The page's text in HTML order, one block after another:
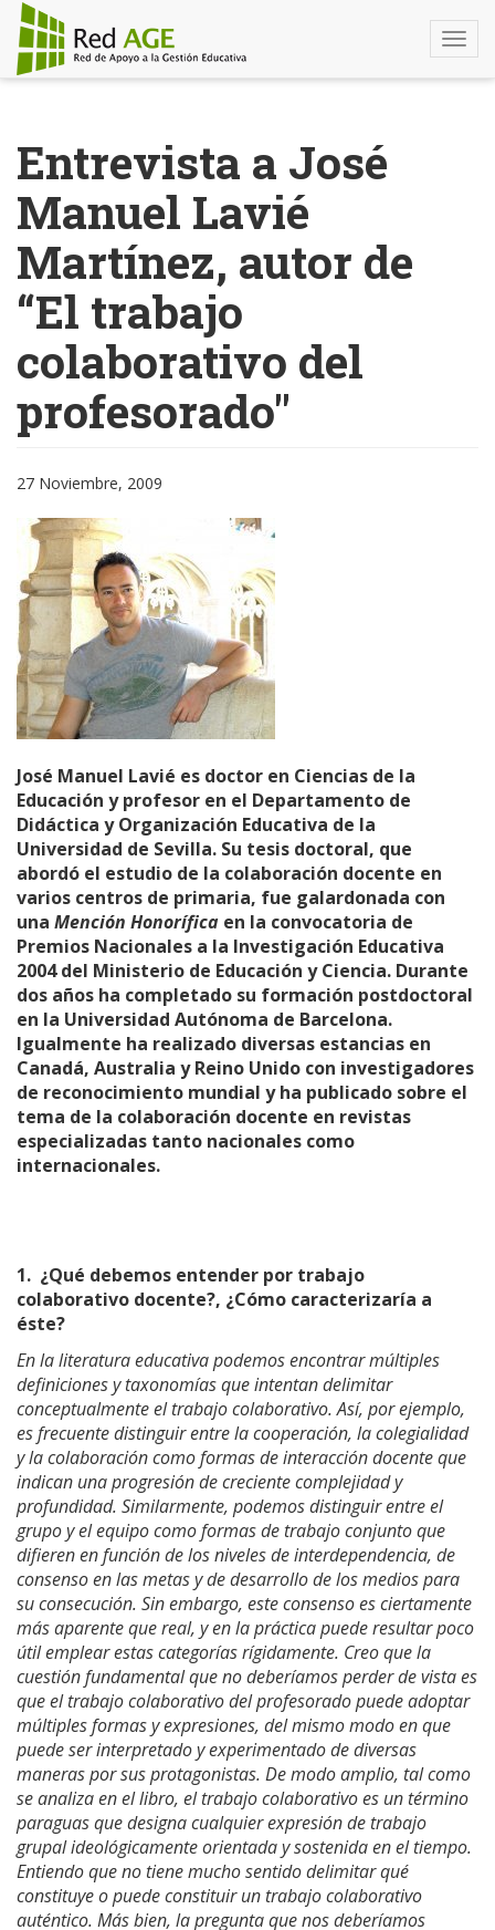
contenido
principal
Entrevista a José
Manuel Lavié
Martínez, autor de
“El trabajo
colaborativo del
profesorado"
27 Noviembre, 2009
José Manuel Lavié es doctor en Ciencias de la
Educación y profesor en el Departamento de
Didáctica y Organización Educativa de la
Universidad de Sevilla. Su tesis doctoral, que
abordó el estudio de la colaboración docente en
varios centros de primaria, fue galardonada con
una Mención Honorífica en la convocatoria de
Premios Nacionales a la Investigación Educativa
2004 del Ministerio de Educación y Ciencia. Durante
dos años ha completado su formación postdoctoral
en la Universidad Autónoma de Barcelona.
Igualmente ha realizado diversas estancias en
Canadá, Australia y Reino Unido con investigadores
de reconocimiento mundial y ha publicado sobre el
tema de la colaboración docente en revistas
especializadas tanto nacionales como
internacionales.
1. ¿Qué debemos entender por trabajo
colaborativo docente?, ¿Cómo caracterizaría a
éste?
En la literatura educativa podemos encontrar múltiples
definiciones y taxonomías que intentan delimitar
conceptualmente el trabajo colaborativo. Así, por ejemplo,
es frecuente distinguir entre la cooperación, la colegialidad
y la colaboración como formas de interacción docente que
indican una progresión de creciente complejidad y
profundidad. Similarmente, podemos distinguir entre el
grupo y el equipo como formas de trabajo conjunto que
difieren en función de los niveles de interdependencia, de
consenso en las metas y de desarrollo de los medios para
su consecución. Sin embargo, este consenso es ciertamente
más aparente que real, y en la práctica puede resultar poco
útil emplear estas categorías rígidamente. Creo que la
cuestión fundamental que no deberíamos perder de vista es
que el trabajo colaborativo del profesorado puede adoptar
múltiples formas y expresiones, del mismo modo en que
puede ser interpretado y experimentado de diversas
maneras por sus protagonistas. De modo amplio, tal como
se analiza en el libro, el trabajo colaborativo es un término
paraguas que designa cualquier expresión de trabajo
grupal ideológicamente orientada y sostenida en el tiempo.
Entiendo que no tiene mucho sentido delimitar qué
constituye o puede constituir un trabajo colaborativo
auténtico. Más bien, la pregunta que nos deberíamos